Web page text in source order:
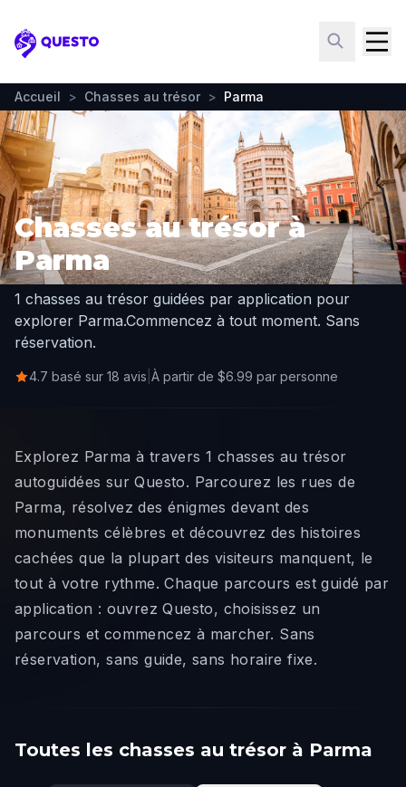
Questo
Accueil > Chasses au trésor > Parma
Chasses au trésor à
Parma
1 chasses au trésor guidées par application pour
explorer Parma.Commencez à tout moment. Sans
réservation.
4.7 basé sur 18 avis À partir de $6.99 par personne
Explorez Parma à travers 1 chasses au trésor
autoguidées sur Questo. Parcourez les rues de
Parma, résolvez des énigmes devant des
monuments célèbres et découvrez des histoires
cachées que la plupart des visiteurs manquent, le
tout à votre rythme. Chaque parcours est guidé par
application : ouvrez Questo, choisissez un
parcours et commencez à marcher. Sans
réservation, sans guide, sans horaire fixe.
Toutes les chasses au trésor à Parma